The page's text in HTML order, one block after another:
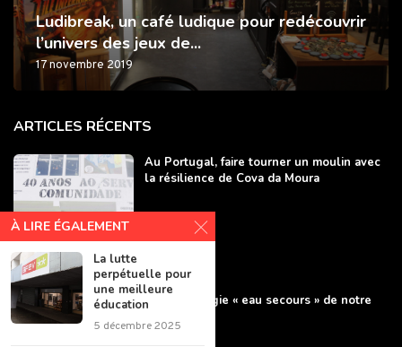
Ludibreak, un café ludique pour redécouvrir
l’univers des jeux de...
17 novembre 2019
ARTICLES RÉCENTS
Au Portugal, faire tourner un moulin avec
la résilience de Cova da Moura
L’agroécologie « eau secours » de notre
À LIRE ÉGALEMENT
La lutte
perpétuelle pour
une meilleure
éducation
5 décembre 2025